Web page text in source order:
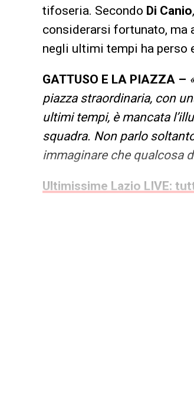
tifoseria. Secondo Di Canio
considerarsi fortunato, ma
negli ultimi tempi ha perso
GATTUSO E LA PIAZZA –
piazza straordinaria, con
ultimi tempi, è mancata
squadra. Non parlo
immaginare che qualcosa
Ultimissime Lazio LIVE:
CONTESTAZIONE E
questo va riconosciuto.